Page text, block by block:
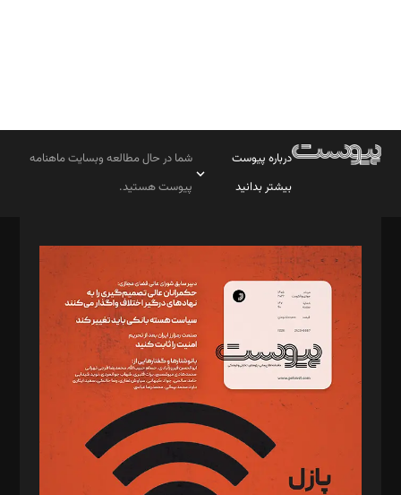
درباره پیوست
بیشتر بدانید
شما در حال مطالعه وبسایت ماهنامه
پیوست هستید.
مدیر مسئول: محمدباقر اثنی‌عشری
سردبیر: مهرک محمودی
دبیر تحریریه: میثم قاسمی
د‌بیر ناداستان: سمانه سمیع
د‌بیر خدمت و تجارت: ابوالفضل رجبی
د‌بیر حقوق فناوری: حسام‌الدین ایپکچی
د‌بیر پیوست جهان: مینا پاکدل
د‌بیر تحریریه آنلاین: بابک نقاش
تحریریه‌: مجتبی محمود‌ی، آرش برهمند، یسنا امان‌پور، سروش کرمیان،
مصطفی مسجدی آرانی، ابوالفضل رجبی، زهرا فکرانه، فائزه فتحی